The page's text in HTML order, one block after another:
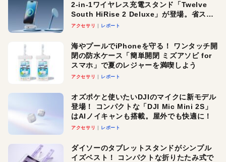
2-in-1ワイヤレス充電スタンド「Twelve
South HiRise 2 Deluxe」が登場。省スペ
ースでおしゃれに充電したい人にオスス
アクセサリ レポート
海やプールでiPhoneを守る！ ワンタッチ開
閉の防水ケース「簡単開閉 ミズアソビ for
スマホ」で夏のレジャーを満喫しよう
アクセサリ レポート
オズポケと使いたいDJIのマイクに新モデル
登場！ コンパクトな「DJI Mic Mini 2S」
はAIノイキャンも搭載。屋外でも快適に！
アクセサリ レポート
ダイソーのタブレットスタンドがシンプル
イズベスト！ コンパクトな折りたたみ式で